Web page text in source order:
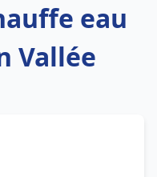
eau
Vallée